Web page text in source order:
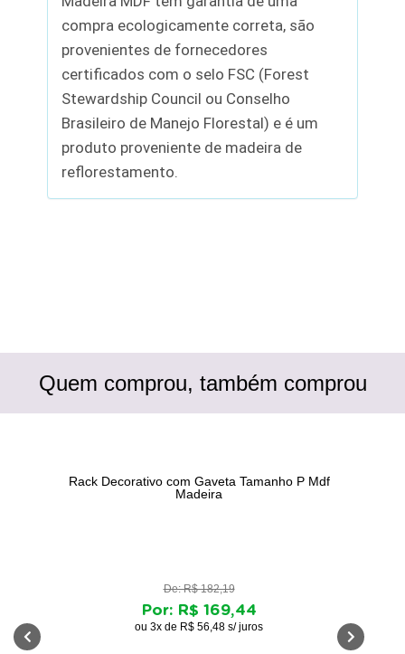
compra ecologicamente correta, são
provenientes de fornecedores
certificados com o selo FSC (Forest
Stewardship Council ou Conselho
Brasileiro de Manejo Florestal) e é um
produto proveniente de madeira de
reflorestamento.
Quem comprou, também comprou
Rack Decorativo com Gaveta Tamanho P Mdf
Madeira
De: R$ 182,19
Por: R$ 169,44
ou 3x de R$ 56,48 s/ juros